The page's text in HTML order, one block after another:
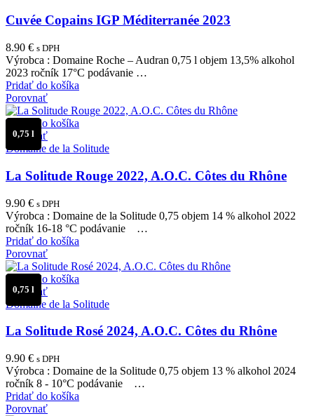
Cuvée Copains IGP Méditerranée 2023
8.90 € s DPH
Výrobca : Domaine Roche – Audran 0,75 l objem 13,5% alkohol
2023 ročník 17°C podávanie …
Pridať do košíka
Porovnať
Pridať do košíka
Porovnať
Domaine de la Solitude
La Solitude Rouge 2022, A.O.C. Côtes du Rhône
9.90 € s DPH
0,75 l
Výrobca : Domaine de la Solitude 0,75 objem 14 % alkohol 2022
ročník 16-18 °C podávanie …
Pridať do košíka
Porovnať
Pridať do košíka
Porovnať
Domaine de la Solitude
La Solitude Rosé 2024, A.O.C. Côtes du Rhône
9.90 € s DPH
0,75 l
Výrobca : Domaine de la Solitude 0,75 objem 13 % alkohol 2024
ročník 8 - 10°C podávanie …
Pridať do košíka
Porovnať